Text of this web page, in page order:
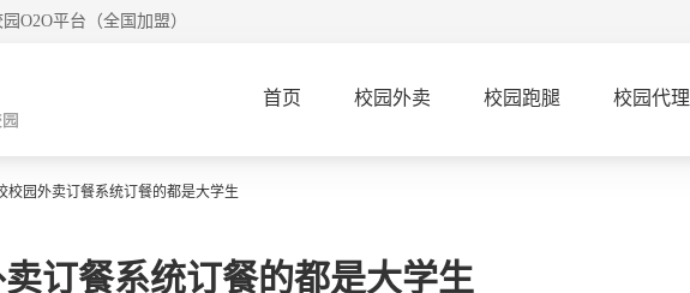
O2O平台（全国加盟）
首页 校园外卖 校园跑腿 校园代理
校园外卖订餐系统订餐的都是大学生
订餐系统订餐的都是大学生